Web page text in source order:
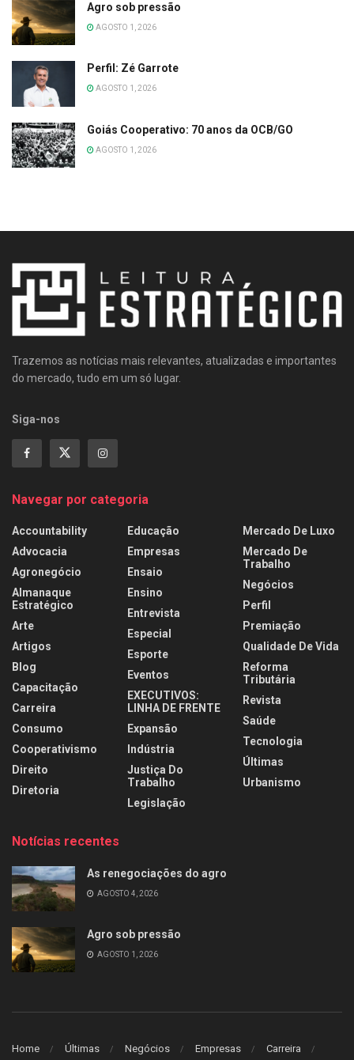
Agro sob pressão
AGOSTO 1, 2026
Perfil: Zé Garrote
AGOSTO 1, 2026
Goiás Cooperativo: 70 anos da OCB/GO
AGOSTO 1, 2026
Trazemos as notícias mais relevantes, atualizadas e importantes
do mercado, tudo em um só lugar.
Siga-nos
Navegar por categoria
Accountability
Advocacia
Agronegócio
Almanaque
Estratégico
Arte
Artigos
Blog
Capacitação
Carreira
Consumo
Cooperativismo
Direito
Diretoria
Educação
Empresas
Ensaio
Ensino
Entrevista
Especial
Esporte
Eventos
EXECUTIVOS:
LINHA DE FRENTE
Expansão
Indústria
Justiça Do
Trabalho
Legislação
Mercado De Luxo
Mercado De
Trabalho
Negócios
Perfil
Premiação
Qualidade De Vida
Reforma
Tributária
Revista
Saúde
Tecnologia
Últimas
Urbanismo
Notícias recentes
As renegociações do agro
AGOSTO 4, 2026
Agro sob pressão
AGOSTO 1, 2026
Home Últimas Negócios Empresas
Carreira